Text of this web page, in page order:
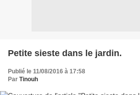
Petite sieste dans le jardin.
Publié le 11/08/2016 à 17:58
Par Tinouh